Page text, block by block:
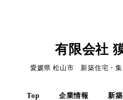
有限会社
愛媛県 松山市 新築住宅・
Top 企業情報 新築